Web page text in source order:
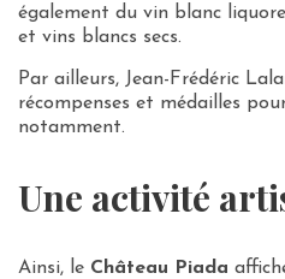
également du vin blanc
et vins blancs secs.
Par ailleurs, Jean-Frédéric
récompenses et médailles
notamment.
Une activité
Ainsi, le Château Piada